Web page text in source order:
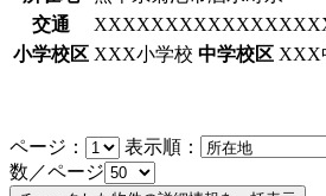
交通
小学校区 XXX小学校 中学校区 XXX
ページ： 表示順：
数／ページ